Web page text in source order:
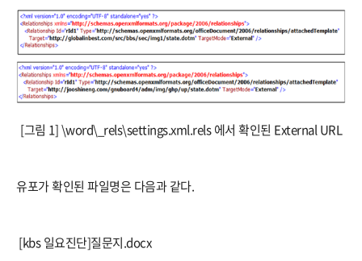
[그림 1] \word\_rels\settings.xml.rels 에서 확인된 External URL
유포가 확인된 파일명은 다음과 같다.
​ [kbs 일요진단]질문지.docx